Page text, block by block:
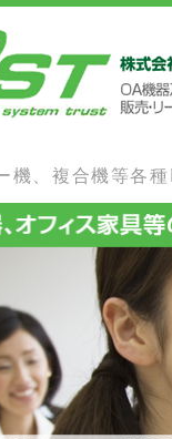
機、複合機等各